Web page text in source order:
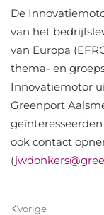
De
van het
van Europa
thema- en
Innovatiemotor
Greenport
ook contact
(
Vorige